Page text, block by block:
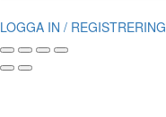
LOGGA IN / REGISTRERING